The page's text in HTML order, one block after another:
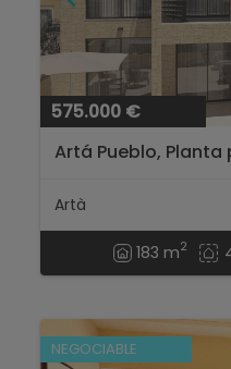
575.000 €
Artá Pueblo,
Artà
183 m2
NEGOCIABLE